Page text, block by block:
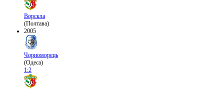
Ворскла
(Полтава)
2005
Чорноморець
(Одеса)
1:2